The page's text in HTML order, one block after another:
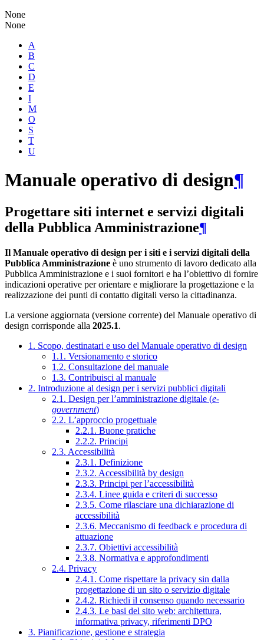
None
None
A
B
C
D
E
I
M
O
S
T
U
Manuale operativo di design¶
Progettare siti internet e servizi digitali
della Pubblica Amministrazione¶
Il Manuale operativo di design per i siti e i servizi digitali della
Pubblica Amministrazione è uno strumento di lavoro dedicato alla
Pubblica Amministrazione e i suoi fornitori e ha l’obiettivo di fornire
indicazioni operative per orientare e migliorare la progettazione e la
realizzazione dei punti di contatto digitali verso la cittadinanza.
La versione aggiornata (versione corrente) del Manuale operativo di
design corrisponde alla 2025.1.
1. Scopo, destinatari e uso del Manuale operativo di design
1.1. Versionamento e storico
1.2. Consultazione del manuale
1.3. Contribuisci al manuale
2. Introduzione al design per i servizi pubblici digitali
2.1. Design per l’amministrazione digitale (e-
government)
2.2. L’approccio progettuale
2.2.1. Buone pratiche
2.2.2. Principi
2.3. Accessibilità
2.3.1. Definizione
2.3.2. Accessibilità by design
2.3.3. Principi per l’accessibilità
2.3.4. Linee guida e criteri di successo
2.3.5. Come rilasciare una dichiarazione di
accessibilità
2.3.6. Meccanismo di feedback e procedura di
attuazione
2.3.7. Obiettivi accessibilità
2.3.8. Normativa e approfondimenti
2.4. Privacy
2.4.1. Come rispettare la privacy sin dalla
progettazione di un sito o servizio digitale
2.4.2. Richiedi il consenso quando necessario
2.4.3. Le basi del sito web: architettura,
informativa privacy, riferimenti DPO
3. Pianificazione, gestione e strategia